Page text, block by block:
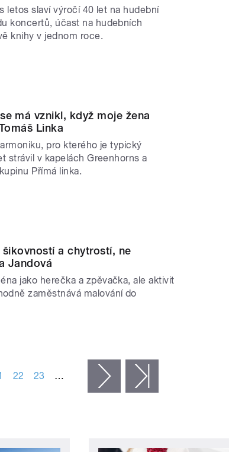
letos slaví výročí 40 let na hudební
koncertů, účast na hudebních
knihy v jednom roce.
má vznikl, když moje žena
Linka
pro kterého je typický
strávil v kapelách Greenhorns a
Přímá linka.
a chytrostí, ne
Jandová
jako herečka a zpěvačka, ale aktivit
zaměstnává malování do
22 23 … následující ›